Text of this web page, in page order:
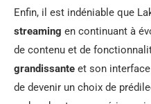
Enfin, il est indéniable que
streaming en continuant à
de contenu et de
grandissante et son
de devenir un choix de